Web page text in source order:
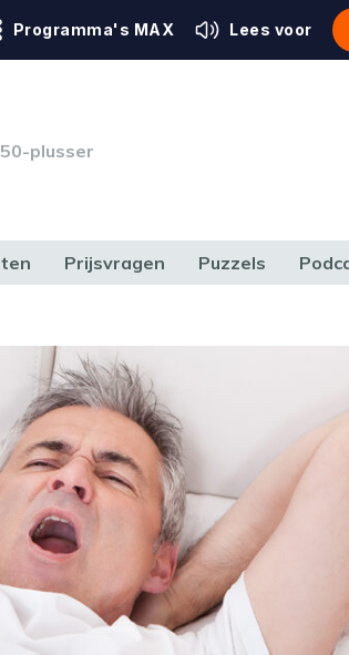
Programma's MAX Lees voor
plusser
Prijsvragen Puzzels